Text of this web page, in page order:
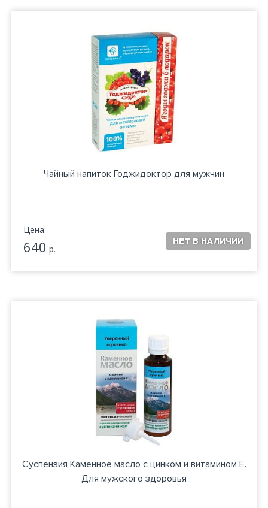
Чайный напиток Годжидоктор для мужчин
Цена:
640 р.
Суспензия Каменное масло с цинком и витамином Е.
Для мужского здоровья